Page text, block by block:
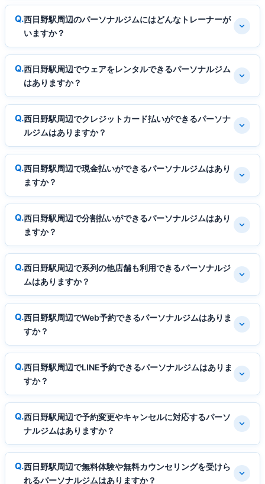
西日野駅周辺のパーソナルジムにはどんなトレーナーが
いますか？
西日野駅周辺でウェアをレンタルできるパーソナルジム
はありますか？
西日野駅周辺でクレジットカード払いができるパーソナ
ルジムはありますか？
西日野駅周辺で現金払いができるパーソナルジムはあり
ますか？
西日野駅周辺で分割払いができるパーソナルジムはあり
ますか？
西日野駅周辺で系列の他店舗も利用できるパーソナルジ
ムはありますか？
西日野駅周辺でWeb予約できるパーソナルジムはありま
すか？
西日野駅周辺でLINE予約できるパーソナルジムはありま
すか？
西日野駅周辺で予約変更やキャンセルに対応するパーソ
ナルジムはありますか？
西日野駅周辺で無料体験や無料カウンセリングを受けら
れるパーソナルジムはありますか？